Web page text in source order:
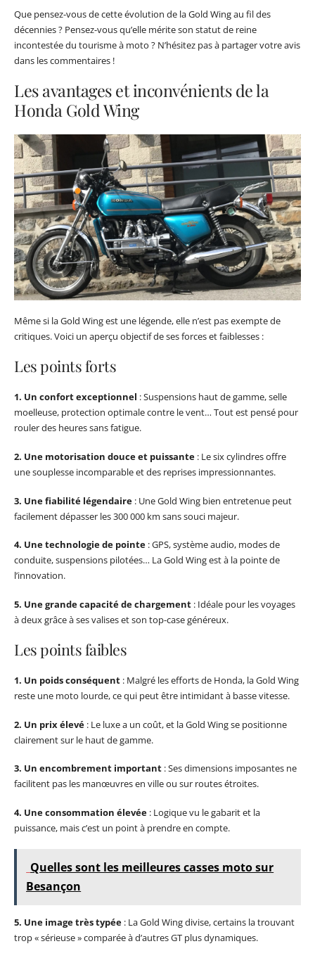
Que pensez-vous de cette évolution de la Gold Wing au fil des
décennies ? Pensez-vous qu’elle mérite son statut de reine
incontestée du tourisme à moto ? N’hésitez pas à partager votre avis
dans les commentaires !
Les avantages et inconvénients de la
Honda Gold Wing
Même si la Gold Wing est une légende, elle n’est pas exempte de
critiques. Voici un aperçu objectif de ses forces et faiblesses :
Les points forts
1. Un confort exceptionnel : Suspensions haut de gamme, selle
moelleuse, protection optimale contre le vent… Tout est pensé pour
rouler des heures sans fatigue.
2. Une motorisation douce et puissante : Le six cylindres offre
une souplesse incomparable et des reprises impressionnantes.
3. Une fiabilité légendaire : Une Gold Wing bien entretenue peut
facilement dépasser les 300 000 km sans souci majeur.
4. Une technologie de pointe : GPS, système audio, modes de
conduite, suspensions pilotées… La Gold Wing est à la pointe de
l’innovation.
5. Une grande capacité de chargement : Idéale pour les voyages
à deux grâce à ses valises et son top-case généreux.
Les points faibles
1. Un poids conséquent : Malgré les efforts de Honda, la Gold Wing
reste une moto lourde, ce qui peut être intimidant à basse vitesse.
2. Un prix élevé : Le luxe a un coût, et la Gold Wing se positionne
clairement sur le haut de gamme.
3. Un encombrement important : Ses dimensions imposantes ne
facilitent pas les manœuvres en ville ou sur routes étroites.
4. Une consommation élevée : Logique vu le gabarit et la
puissance, mais c’est un point à prendre en compte.
Quelles sont les meilleures casses moto sur
Besançon
5. Une image très typée : La Gold Wing divise, certains la trouvant
trop « sérieuse » comparée à d’autres GT plus dynamiques.